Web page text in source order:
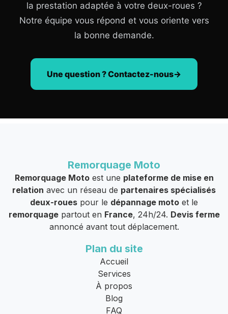
la prestation adaptée à votre deux-roues ?
Notre équipe vous répond et vous oriente vers
la bonne demande.
Une question ? Contactez-nous
Remorquage Moto
Remorquage Motoest une plateforme de mise en
relation avec un réseau de partenaires spécialisés
deux-roues pour le dépannage moto et le
remorquagepartout en France, 24h/24. Devis ferme
annoncé avant tout déplacement.
Plan du site
Accueil
Services
À propos
Blog
FAQ